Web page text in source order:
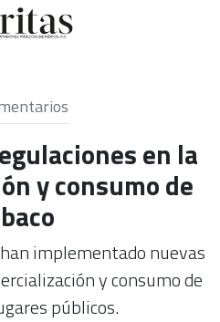
en la
y consumo de
implementado nuevas
y consumo de
públicos.